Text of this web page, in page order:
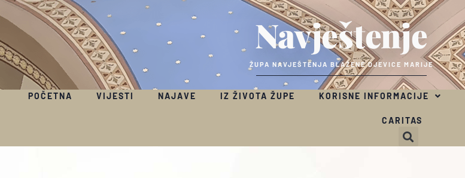
Navještenje
ŽUPA NAVJEŠTENJA BLAŽENE DJEVICE MARIJE
POČETNA VIJESTI NAJAVE IZ ŽIVOTA ŽUPE KORISNE INFORMACIJE
CARITAS